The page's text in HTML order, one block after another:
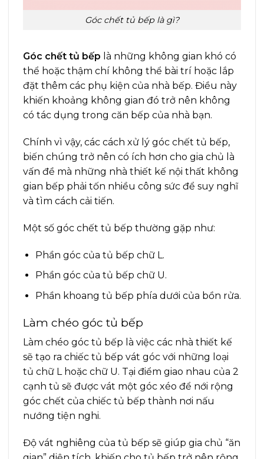
Góc chết tủ bếp là gì?
Góc chết tủ bếp là những không gian khó có
thể hoặc thậm chí không thể bài trí hoặc lắp
đặt thêm các phụ kiện của nhà bếp. Điều này
khiến khoảng không gian đó trở nên không
có tác dụng trong căn bếp của nhà bạn.
Chính vì vậy, các cách xử lý góc chết tủ bếp,
biến chúng trở nên có ích hơn cho gia chủ là
vấn đề mà những nhà thiết kế nội thất không
gian bếp phải tốn nhiều công sức để suy nghĩ
và tìm cách cải tiến.
Một số góc chết tủ bếp thường gặp như:
Phần góc của tủ bếp chữ L.
Phần góc của tủ bếp chữ U.
Phần khoang tủ bếp phía dưới của bồn rửa.
Làm chéo góc tủ bếp
Làm chéo góc tủ bếp là việc các nhà thiết kế
sẽ tạo ra chiếc tủ bếp vát góc với những loại
tủ chữ L hoặc chữ U. Tại điểm giao nhau của 2
cạnh tủ sẽ được vát một góc xéo để nới rộng
góc chết của chiếc tủ bếp thành nơi nấu
nướng tiện nghi.
Độ vát nghiêng của tủ bếp sẽ giúp gia chủ “ăn